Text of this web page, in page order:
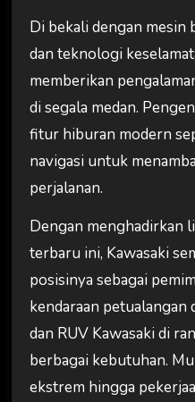
Di bekali dengan mesin
dan teknologi
memberikan
di segala medan.
fitur hiburan modern
navigasi untuk
perjalanan.
Dengan menghadirkan
terbaru ini, Kawasaki
posisinya sebagai
kendaraan petualangan
dan RUV Kawasaki di
berbagai kebutuhan.
ekstrem hingga